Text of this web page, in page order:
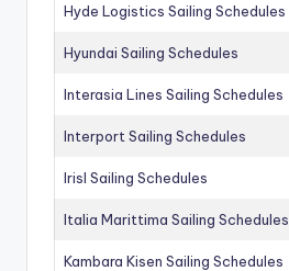
Hyde Logistics Sailing Schedules
Hyundai Sailing Schedules
Interasia Lines Sailing Schedules
Interport Sailing Schedules
Irisl Sailing Schedules
Italia Marittima Sailing Schedules
Kambara Kisen Sailing Schedules